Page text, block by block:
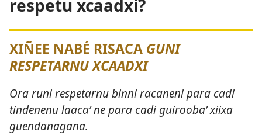
respetu xcaadxi?
XIÑEE NABÉ RISACA GUNI
RESPETARNU XCAADXI
Ora runi respetarnu binni racaneni para cadi
tindenenu laacaʼ ne para cadi guiroobaʼ xiixa
guendanagana.